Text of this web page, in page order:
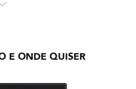
E ONDE QUISER